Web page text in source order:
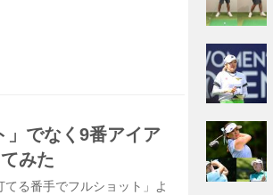
もらっている。「みんなの
」でなく9番アイア
みた
る番手でフルショット」よ